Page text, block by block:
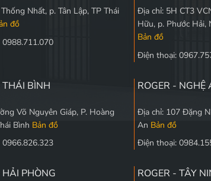
Nhất, p. Tân Lập, TP Thái
đồ
Địa chỉ: 5H CT3
Hữu, p. Phước Hải,
Bản đồ
Điện thoại:
THÁI BÌNH
Võ Nguyên Giáp, P. Hoàng
Bình Bản đồ
ROGER - NGHỆ
Địa chỉ: 107 Đặng
An Bản đồ
Điện thoại:
HẢI PHÒNG ROGER - TÂY